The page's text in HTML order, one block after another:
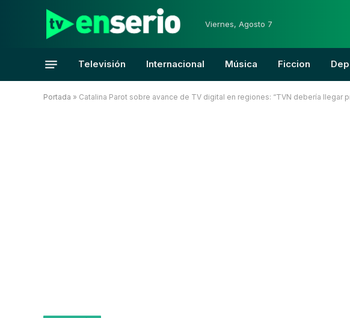
Viernes, Agosto 7
Televisión Internacional Música Ficcion
Portada » Catalina Parot sobre avance de TV digital en regiones: “TVN debería llegar